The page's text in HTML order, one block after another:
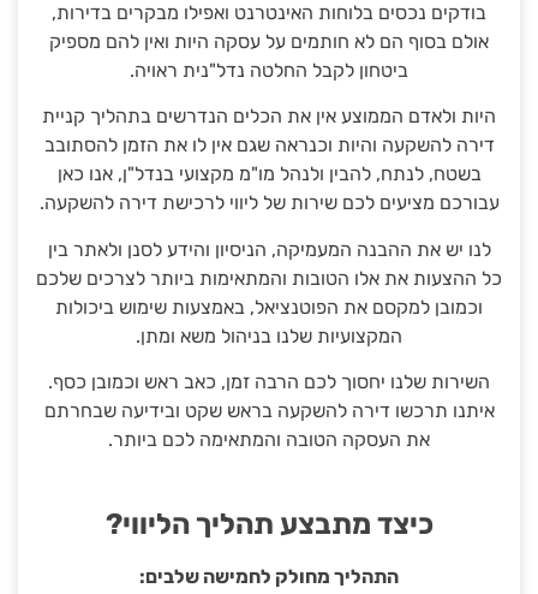
בודקים נכסים בלוחות האינטרנט ואפילו מבקרים בדירות,
אולם בסוף הם לא חותמים על עסקה היות ואין להם מספיק
ביטחון לקבל החלטה נדל"נית ראויה.
היות ולאדם הממוצע אין את הכלים הנדרשים בתהליך קניית
דירה להשקעה והיות וכנראה שגם אין לו את הזמן להסתובב
בשטח, לנתח, להבין ולנהל מו"מ מקצועי בנדל"ן, אנו כאן
עבורכם מציעים לכם שירות של ליווי לרכישת דירה להשקעה.
לנו יש את ההבנה המעמיקה, הניסיון והידע לסנן ולאתר בין
כל ההצעות את אלו הטובות והמתאימות ביותר לצרכים שלכם
וכמובן למקסם את הפוטנציאל, באמצעות שימוש ביכולות
המקצועיות שלנו בניהול משא ומתן.
השירות שלנו יחסוך לכם הרבה זמן, כאב ראש וכמובן כסף.
איתנו תרכשו דירה להשקעה בראש שקט ובידיעה שבחרתם
את העסקה הטובה והמתאימה לכם ביותר.
כיצד מתבצע תהליך הליווי?
התהליך מחולק לחמישה שלבים: